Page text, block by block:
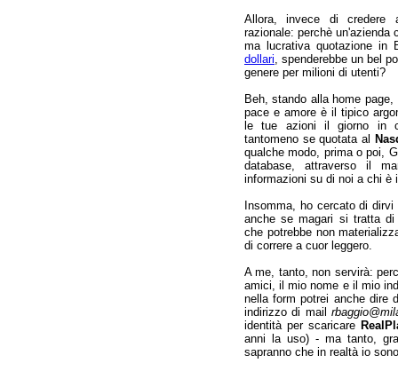
Allora, invece di credere
razionale: perchè un'azienda
ma lucrativa quotazione
dollari, spenderebbe un bel
genere per milioni di utenti?
Beh, stando alla home page,
pace e amore è il tipico
le tue azioni il giorno in
tantomeno se quotata al
qualche modo, prima o poi,
database, attraverso il
informazioni su di noi a chi è
Insomma, ho cercato di
anche se magari si tratta
che potrebbe non
di correre a cuor leggero.
A me, tanto, non servirà:
amici, il mio nome e il mio
nella form potrei anche dire
indirizzo di mail
identità per scaricare
anni la uso) - ma tanto,
sapranno che in realtà io